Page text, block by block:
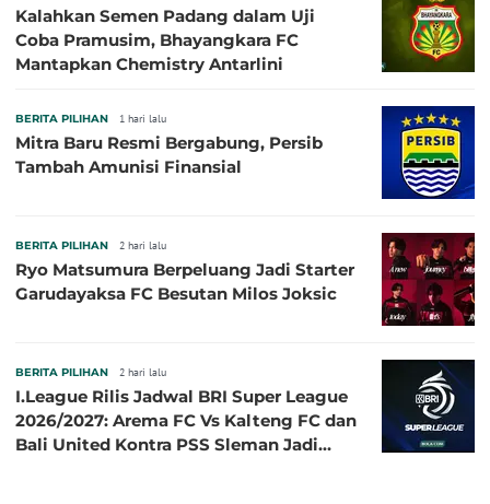
Kalahkan Semen Padang dalam Uji
Coba Pramusim, Bhayangkara FC
Mantapkan Chemistry Antarlini
BERITA PILIHAN 1 hari lalu
Mitra Baru Resmi Bergabung, Persib
Tambah Amunisi Finansial
BERITA PILIHAN 2 hari lalu
Ryo Matsumura Berpeluang Jadi Starter
Garudayaksa FC Besutan Milos Joksic
BERITA PILIHAN 2 hari lalu
I.League Rilis Jadwal BRI Super League
2026/2027: Arema FC Vs Kalteng FC dan
Bali United Kontra PSS Sleman Jadi